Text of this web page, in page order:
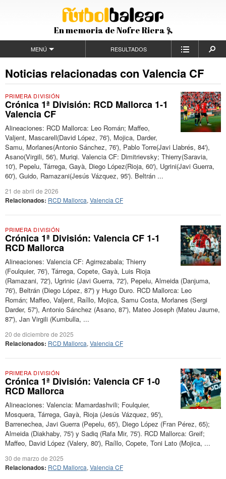
En memoria de Nofre Riera
MENÚ RESULTADOS
Noticias relacionadas con Valencia CF
PRIMERA DIVISIÓN
Crónica 1ª División: RCD Mallorca 1-1
Valencia CF
Alineaciones: RCD Mallorca: Leo Román; Maffeo,
Valjent, Mascarell(David López, 76'), Mojica, Darder,
Samu, Morlanes(Antonio Sánchez, 76'), Pablo Torre(Javi Llabrés, 84'),
Asano(Virgili, 56'), Muriqi. Valencia CF: Dimitrievsky; Thierry(Saravia,
10'), Pepelu, Tárrega, Gayà, Diego López(Rioja, 60'), Ugrini(Javi Guerra,
60'), Guido, Ramazani(Jesús Vázquez, 95'). Beltrán ...
21 de abril de 2026
Relacionados: RCD Mallorca, Valencia CF
PRIMERA DIVISIÓN
Crónica 1ª División: Valencia CF 1-1
RCD Mallorca
Alineaciones: Valencia CF: Agirrezabala; Thierry
(Foulquier, 76'), Tárrega, Copete, Gayà, Luis Rioja
(Ramazani, 72'), Ugrinic (Javi Guerra, 72'), Pepelu, Almeida (Danjuma,
76'), Beltrán (Diego López, 87') y Hugo Duro. RCD Mallorca: Leo
Román; Maffeo, Valjent, Raíllo, Mojica, Samu Costa, Morlanes (Sergi
Darder, 57'), Antonio Sánchez (Asano, 87'), Mateo Joseph (Mateu Jaume,
87'), Jan Virgili (Kumbulla, ...
20 de diciembre de 2025
Relacionados: RCD Mallorca, Valencia CF
PRIMERA DIVISIÓN
Crónica 1ª División: Valencia CF 1-0
RCD Mallorca
Alineaciones: Valencia: Mamardashvili; Foulquier,
Mosquera, Tárrega, Gayà, Rioja (Jesús Vázquez, 95'),
Barrenechea, Javi Guerra (Pepelu, 65'), Diego López (Fran Pérez, 65);
Almeida (Diakhaby, 75') y Sadiq (Rafa Mir, 75'). RCD Mallorca: Greif;
Maffeo, David López (Valery, 80'), Raíllo, Copete, Toni Lato (Mojica, ...
30 de marzo de 2025
Relacionados: RCD Mallorca, Valencia CF